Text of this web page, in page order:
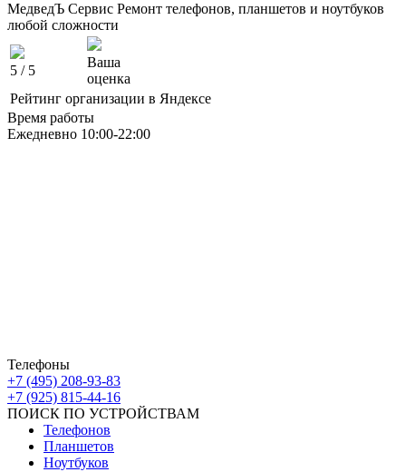
МедведЪ Сервис Ремонт телефонов, планшетов и ноутбуков
любой сложности
5 / 5
Ваша
оценка
Рейтинг организации в Яндексе
Время работы
Ежедневно 10:00-22:00
Телефоны
+7 (495) 208-93-83
+7 (925) 815-44-16
ПОИСК ПО УСТРОЙСТВАМ
Телефонов
Планшетов
Ноутбуков